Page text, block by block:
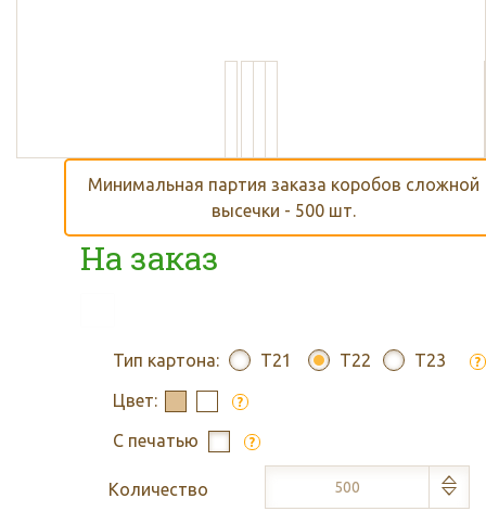
Минимальная партия заказа коробов сложной
высечки - 500 шт.
На заказ
Тип картона: T21 T22 T23 ?
Цвет: ?
С печатью ?
Количество